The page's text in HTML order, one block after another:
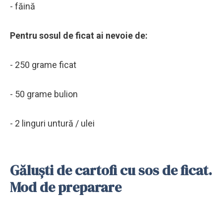
- făină
Pentru sosul de ficat ai nevoie de:
- 250 grame ficat
- 50 grame bulion
- 2 linguri untură / ulei
Găluști de cartofi cu sos de ficat.
Mod de preparare